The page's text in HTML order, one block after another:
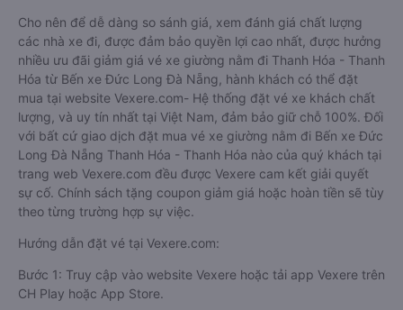
Cho nên để dễ dàng so sánh giá, xem đánh giá chất lượng
các nhà xe đi, được đảm bảo quyền lợi cao nhất, được hưởng
nhiều ưu đãi giảm giá vé xe giường nằm đi Thanh Hóa - Thanh
Hóa từ Bến xe Đức Long Đà Nẵng, hành khách có thể đặt
mua tại website Vexere.com- Hệ thống đặt vé xe khách chất
lượng, và uy tín nhất tại Việt Nam, đảm bảo giữ chỗ 100%. Đối
với bất cứ giao dịch đặt mua vé xe giường nằm đi Bến xe Đức
Long Đà Nẵng Thanh Hóa - Thanh Hóa nào của quý khách tại
trang web Vexere.com đều được Vexere cam kết giải quyết
sự cố. Chính sách tặng coupon giảm giá hoặc hoàn tiền sẽ tùy
theo từng trường hợp sự việc.
Hướng dẫn đặt vé tại Vexere.com:
Bước 1: Truy cập vào website Vexere hoặc tải app Vexere trên
CH Play hoặc App Store.